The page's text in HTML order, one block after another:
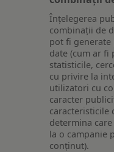
Înțelegerea
combinații de
pot fi generate
date (cum ar
statisticile,
cu privire la
utilizatori cu
caracter
caracteristicile
determina
la o campanie
conținut).